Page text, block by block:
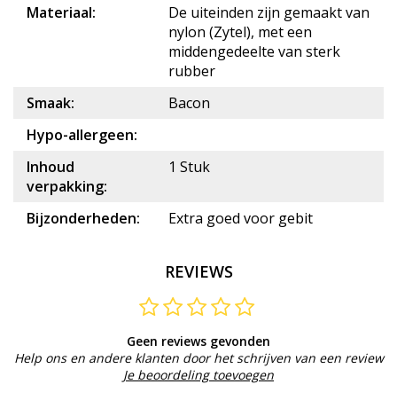
Materiaal:
De uiteinden zijn gemaakt van
nylon (Zytel), met een
middengedeelte van sterk
rubber
Smaak:
Bacon
Hypo-allergeen:
Inhoud
verpakking:
1 Stuk
Bijzonderheden: Extra goed voor gebit
REVIEWS
Geen reviews gevonden
Help ons en andere klanten door het schrijven van een review
Je beoordeling toevoegen